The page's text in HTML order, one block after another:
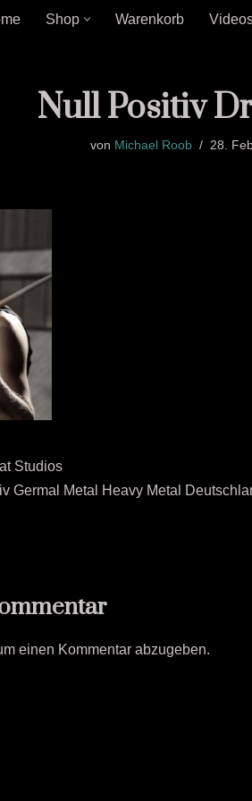
Shop Warenkorb
Null Positiv
von Michael Roob 28.
Studios
Germal Metal Heavy Metal
einen Kommentar abzugeben.